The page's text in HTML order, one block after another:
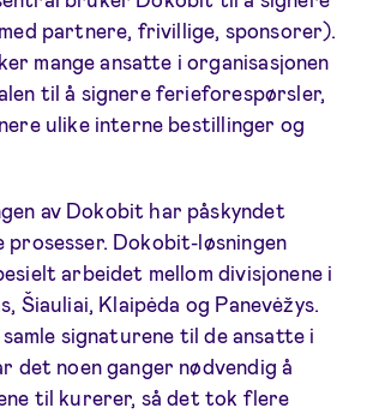
partnere, frivillige, sponsorer).
mange ansatte i organisasjonen
til å signere ferieforespørsler,
ulike interne bestillinger og
av Dokobit har påskyndet
prosesser. Dokobit-løsningen
arbeidet mellom divisjonene i
Šiauliai, Klaipėda og Panevėžys.
signaturene til de ansatte i
det noen ganger nødvendig å
til kurerer, så det tok flere